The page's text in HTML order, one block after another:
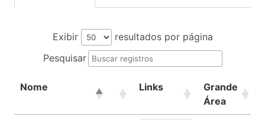
Exibir
resultados por página
Pesquisar
Nome Links
Grande
Área